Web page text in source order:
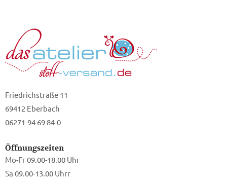
Friedrichstraße 11
69412 Eberbach
06271-94 69 84-0
Öffnungszeiten
Mo-Fr 09.00-18.00 Uhr
Sa 09.00-13.00 Uhrr